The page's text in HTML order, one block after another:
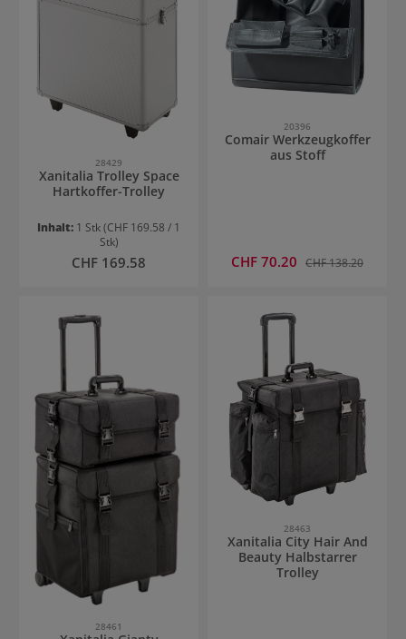
28429
Xanitalia Trolley Space
Hartkoffer-Trolley
Inhalt: 1 Stk(CHF 169.58 / 1
Stk)
Regulärer Preis:
CHF 169.58
20396
Comair Werkzeugkoffer
aus Stoff
Verkaufspreis:
CHF 70.20 Regulärer Preis:
CHF 138.20
28461
28463
Xanitalia City Hair And
Beauty Halbstarrer
Trolley